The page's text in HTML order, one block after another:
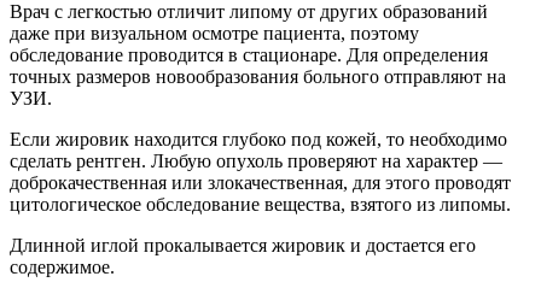
Врач с легкостью отличит липому от других образований
даже при визуальном осмотре пациента, поэтому
обследование проводится в стационаре. Для определения
точных размеров новообразования больного отправляют на
УЗИ.
Если жировик находится глубоко под кожей, то необходимо
сделать рентген. Любую опухоль проверяют на характер —
доброкачественная или злокачественная, для этого проводят
цитологическое обследование вещества, взятого из липомы.
Длинной иглой прокалывается жировик и достается его
содержимое.